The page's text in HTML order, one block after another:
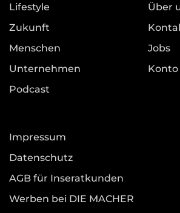
Lifestyle
Zukunft
Menschen
Unternehmen
Podcast
Über
Jobs
Konto
Impressum
Datenschutz
AGB für Inseratkunden
Werben bei DIE MACHER